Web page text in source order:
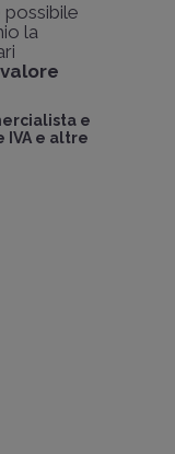
possibile
la
e
IVA e altre